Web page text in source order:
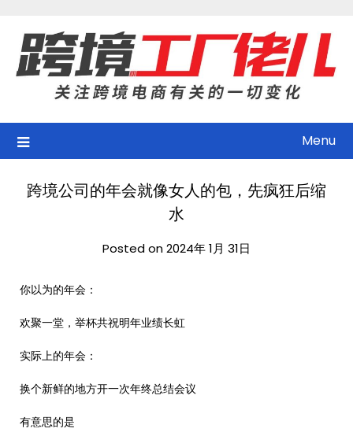
content
Menu
跨境公司的年会就像女人的包，先疯狂后缩
水
Posted on 2024年 1月 31日
你以为的年会：
欢聚一堂，举杯共祝明年业绩长虹
实际上的年会：
换个新鲜的地方开一次年终总结会议
有意思的是